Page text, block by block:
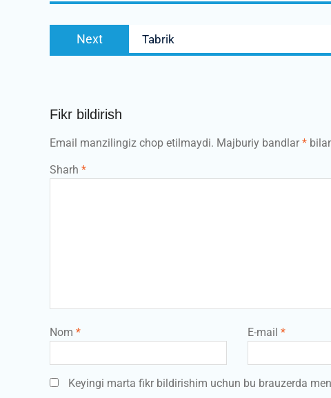
Next
Next
post:
Tabrik
Fikr bildirish
Email manzilingiz chop etilmaydi. Majburiy bandlar*
Sharh *
Nom * E-mail *
Keyingi marta fikr bildirishim uchun bu brauzerda